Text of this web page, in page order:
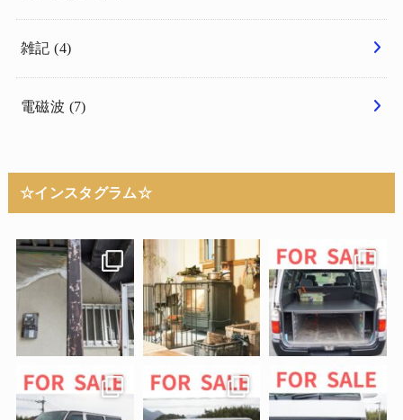
雑記(4)
電磁波 (7)
☆インスタグラム☆